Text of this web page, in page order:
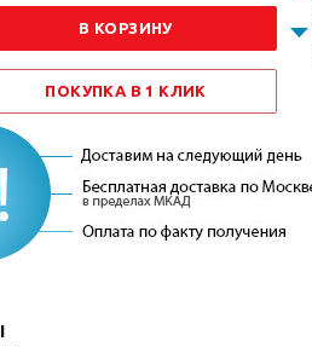
В КОРЗИНУ
ПОКУПКА В 1 КЛИК